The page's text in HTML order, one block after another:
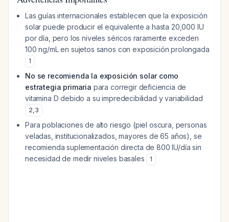
Las guías internacionales establecen que la exposición
solar puede producir el equivalente a hasta 20,000 IU
por día, pero los niveles séricos raramente exceden
100 ng/mL en sujetos sanos con exposición prolongada
1
No se recomienda la exposición solar como
estrategia primaria para corregir deficiencia de
vitamina D debido a su impredecibilidad y variabilidad
2,3
Para poblaciones de alto riesgo (piel oscura, personas
veladas, institucionalizados, mayores de 65 años), se
recomienda suplementación directa de 800 IU/día sin
necesidad de medir niveles basales
1